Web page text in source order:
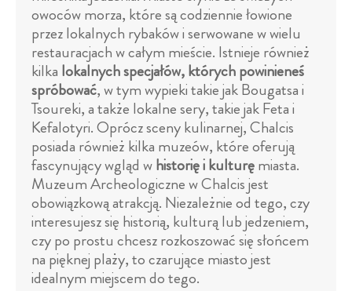
owoców morza, które są codziennie łowione
przez lokalnych rybaków i serwowane w wielu
restauracjach w całym mieście. Istnieje również
kilka lokalnych specjałów, których powinieneś
spróbować, w tym wypieki takie jak Bougatsa i
Tsoureki, a także lokalne sery, takie jak Feta i
Kefalotyri. Oprócz sceny kulinarnej, Chalcis
posiada również kilka muzeów, które oferują
fascynujący wgląd whistorię i kulturęmiasta.
Muzeum Archeologiczne w Chalcis jest
obowiązkową atrakcją. Niezależnie od tego, czy
interesujesz się historią, kulturą lub jedzeniem,
czy po prostu chcesz rozkoszować się słońcem
na pięknej plaży, to czarujące miasto jest
idealnym miejscem do tego.